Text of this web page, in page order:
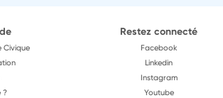
Civique
?
Restez connecté
Facebook
Linkedin
Instagram
Youtube